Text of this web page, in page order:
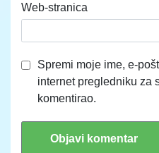
Web-stranica
Spremi moje ime, e-
internet pregledniku za
komentirao.